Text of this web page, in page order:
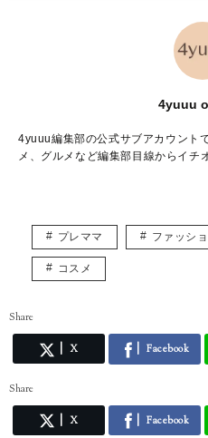
4yuuu
4yuuu編集部の公式サブアカウント
メ、グルメなど編集部目線からイチ
プレママ ファッシ
コスメ
Share
X Facebook
Share
X Facebook